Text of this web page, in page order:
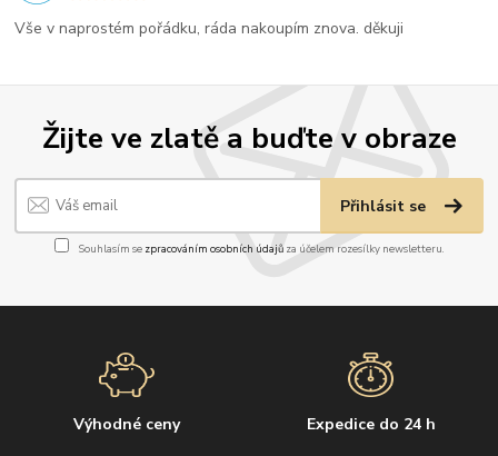
Žijte ve zlatě a buďte v obraze
Přihlásit se
Souhlasím se zpracováním osobních údajůza účelem rozesílky newsletteru.
Výhodné ceny Expedice do 24 h
Vše v naprostém pořádku, ráda nakoupím znova. děkuji